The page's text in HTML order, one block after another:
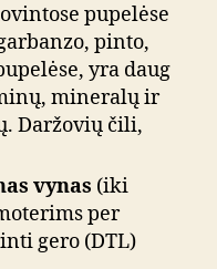
pupelėse
pinto,
yra daug
mineralų ir
Daržovių čili,
vynas (iki
per
gero (DTL)